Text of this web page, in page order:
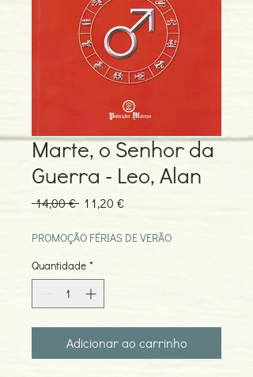
Marte, o Senhor da
Guerra - Leo, Alan
14,00 € Preço
11,20 €Preço
PROMOÇÃO FÉRIAS DE VERÃO
Quantidade *
Adicionar ao carrinho